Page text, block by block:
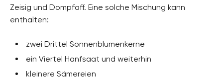
Zeisig und Dompfaff. Eine solche Mischung kann
enthalten:
zwei Drittel Sonnenblumenkerne
ein Viertel Hanfsaat und weiterhin
kleinere Sämereien